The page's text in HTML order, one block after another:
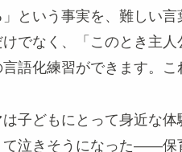
という事実を、難しい
でなく、「このとき主
語化練習ができます。こ
子どもにとって身近な
て泣きそうになった——保